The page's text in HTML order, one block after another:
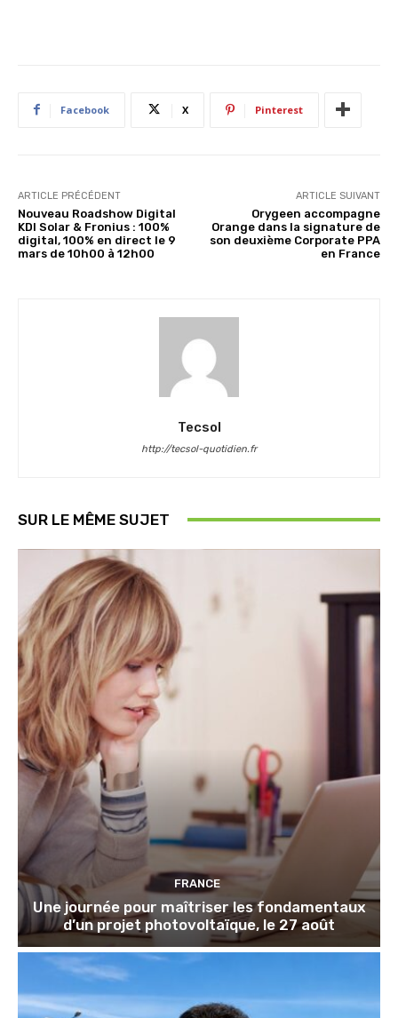
Facebook X Pinterest
ARTICLE PRÉCÉDENT
Nouveau Roadshow Digital
KDI Solar & Fronius : 100%
digital, 100% en direct le 9
mars de 10h00 à 12h00
ARTICLE SUIVANT
Orygeen accompagne
Orange dans la signature de
son deuxième Corporate PPA
en France
Tecsol
http://tecsol-quotidien.fr
SUR LE MÊME SUJET
FRANCE
Une journée pour maîtriser les fondamentaux
d’un projet photovoltaïque, le 27 août